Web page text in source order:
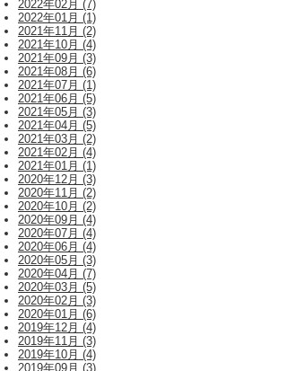
2022年02月 (7)
2022年01月 (1)
2021年11月 (2)
2021年10月 (4)
2021年09月 (3)
2021年08月 (6)
2021年07月 (1)
2021年06月 (5)
2021年05月 (3)
2021年04月 (5)
2021年03月 (2)
2021年02月 (4)
2021年01月 (1)
2020年12月 (3)
2020年11月 (2)
2020年10月 (2)
2020年09月 (4)
2020年07月 (4)
2020年06月 (4)
2020年05月 (3)
2020年04月 (7)
2020年03月 (5)
2020年02月 (3)
2020年01月 (6)
2019年12月 (4)
2019年11月 (3)
2019年10月 (4)
2019年09月 (3)